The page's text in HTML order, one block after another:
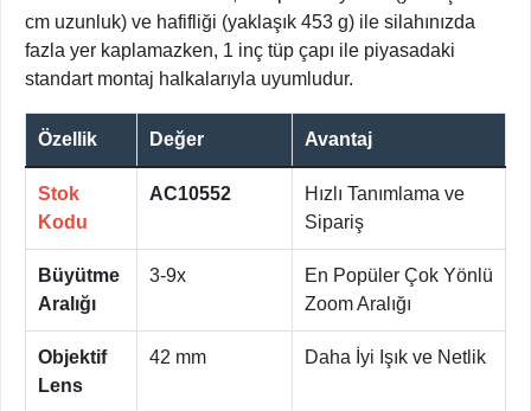
cm uzunluk) ve hafifliği (yaklaşık 453 g) ile silahınızda
fazla yer kaplamazken, 1 inç tüp çapı ile piyasadaki
standart montaj halkalarıyla uyumludur.
Özellik Değer Avantaj
Stok
Kodu
AC10552
Hızlı Tanımlama ve
Sipariş
Büyütme
Aralığı
3-9x
En Popüler Çok Yönlü
Zoom Aralığı
Objektif
Lens
42 mm Daha İyi Işık ve Netlik